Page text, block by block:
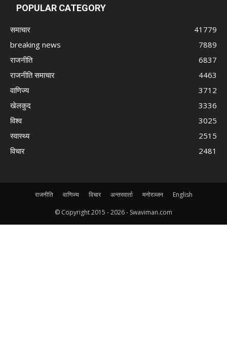
POPULAR CATEGORY
समाचार
41779
breaking news
7889
राजनीति
6837
राजनीति समाचार
4463
वाणिज्य
3712
खेलकुद
3336
विश्व
3025
स्वास्थ्य
2515
विचार
2481
राजनीति वाणिज्य विचार अन्तरवार्ता मनोरञ्जन English
© Copyright 2015 -2026 - Swaviman.com